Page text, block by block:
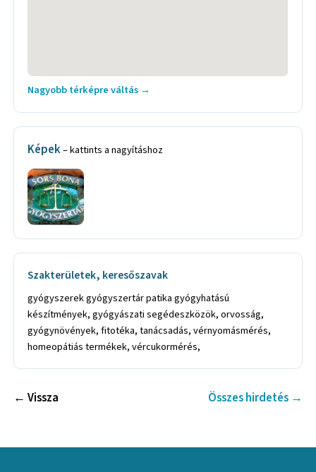
Nagyobb térképre váltás →
Képek– kattints a nagyításhoz
Szakterületek, keresőszavak
gyógyszerek gyógyszertár patika gyógyhatású
készítmények, gyógyászati segédeszközök, orvosság,
gyógynövények, fitotéka, tanácsadás, vérnyomásmérés,
homeopátiás termékek, vércukormérés,
← Vissza Összes hirdetés →